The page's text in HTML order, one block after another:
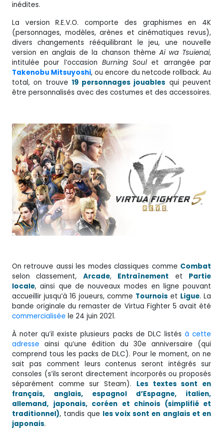
inédites.
La version R.E.V.O. comporte des graphismes en 4K
(personnages, modèles, arènes et cinématiques revus),
divers changements rééquilibrant le jeu, une nouvelle
version en anglais de la chanson thème Ai wa Tsuienai,
intitulée pour l’occasion Burning Soulet arrangée par
Takenobu Mitsuyoshi, ou encore du netcode rollback. Au
total, on trouve 19 personnages jouables qui peuvent
être personnalisés avec des costumes et des accessoires.
On retrouve aussi les modes classiques comme Combat
selon classement, Arcade, Entraînement et Partie
locale, ainsi que de nouveaux modes en ligne pouvant
accueillir jusqu’à 16 joueurs, comme Tournois et Ligue. La
bande originale du remaster de Virtua Fighter 5 avait été
commercialisée le 24 juin 2021.
À noter qu’il existe plusieurs packs de DLC listés à cette
adresse ainsi qu’une édition du 30e anniversaire (qui
comprend tous les packs de DLC). Pour le moment, on ne
sait pas comment leurs contenus seront intégrés sur
consoles (s’ils seront directement incorporés ou proposés
séparément comme sur Steam). Les textes sont en
français, anglais, espagnol d’Espagne, italien,
allemand, japonais, coréen et chinois (simplifié et
traditionnel), tandis que les voix sont en anglais et en
japonais.